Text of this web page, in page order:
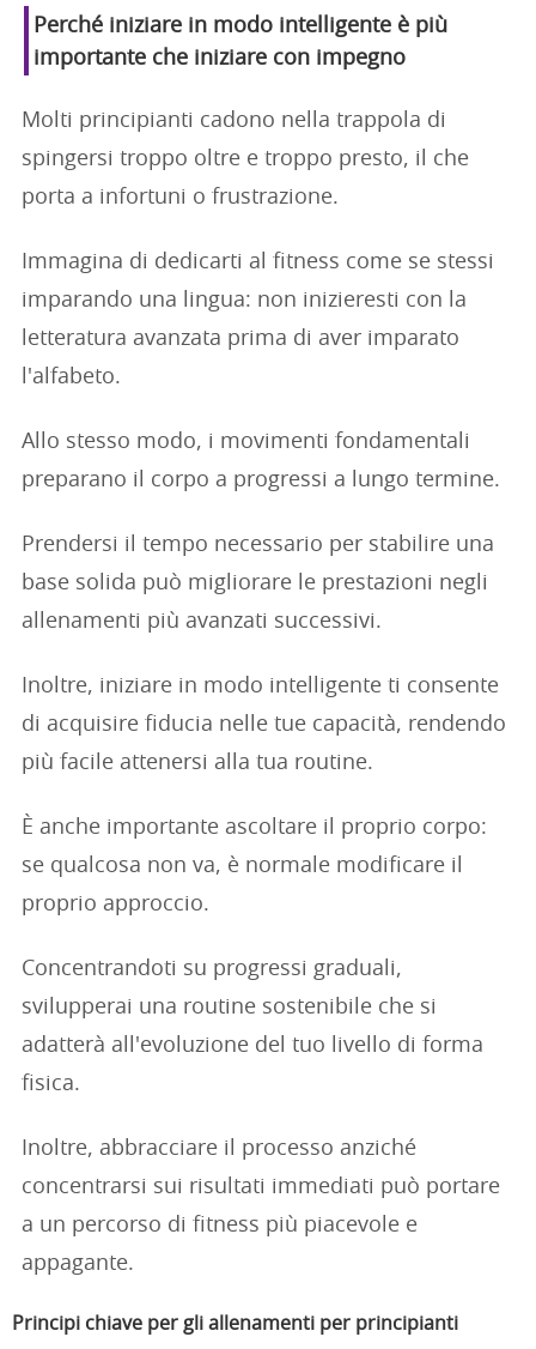
Perché iniziare in modo intelligente è più
importante che iniziare con impegno
Molti principianti cadono nella trappola di
spingersi troppo oltre e troppo presto, il che
porta a infortuni o frustrazione.
Immagina di dedicarti al fitness come se stessi
imparando una lingua: non inizieresti con la
letteratura avanzata prima di aver imparato
l'alfabeto.
Allo stesso modo, i movimenti fondamentali
preparano il corpo a progressi a lungo termine.
Prendersi il tempo necessario per stabilire una
base solida può migliorare le prestazioni negli
allenamenti più avanzati successivi.
Inoltre, iniziare in modo intelligente ti consente
di acquisire fiducia nelle tue capacità, rendendo
più facile attenersi alla tua routine.
È anche importante ascoltare il proprio corpo:
se qualcosa non va, è normale modificare il
proprio approccio.
Concentrandoti su progressi graduali,
svilupperai una routine sostenibile che si
adatterà all'evoluzione del tuo livello di forma
fisica.
Inoltre, abbracciare il processo anziché
concentrarsi sui risultati immediati può portare
a un percorso di fitness più piacevole e
appagante.
Principi chiave per gli allenamenti per principianti